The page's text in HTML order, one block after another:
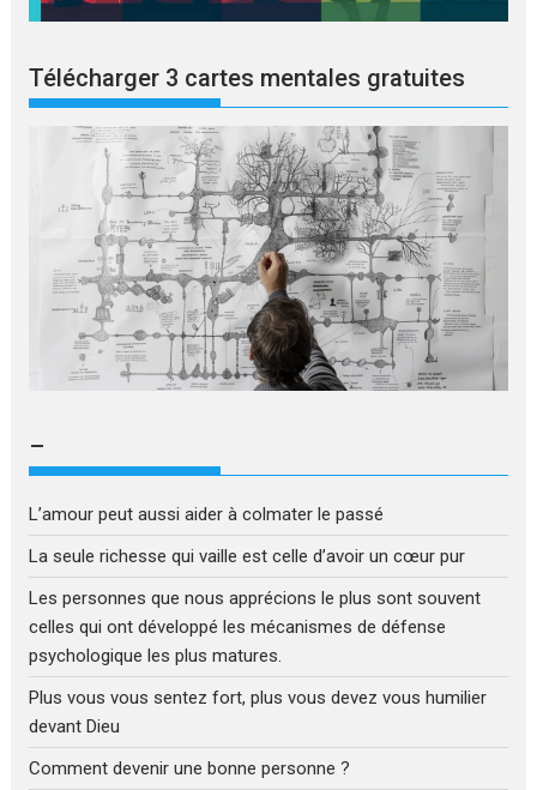
Télécharger 3 cartes mentales gratuites
–
L’amour peut aussi aider à colmater le passé
La seule richesse qui vaille est celle d’avoir un cœur pur
Les personnes que nous apprécions le plus sont souvent
celles qui ont développé les mécanismes de défense
psychologique les plus matures.
Plus vous vous sentez fort, plus vous devez vous humilier
devant Dieu
Comment devenir une bonne personne ?